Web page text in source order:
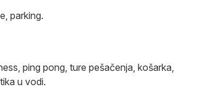
parking.
ping pong, ture pešačenja, košarka,
u vodi.